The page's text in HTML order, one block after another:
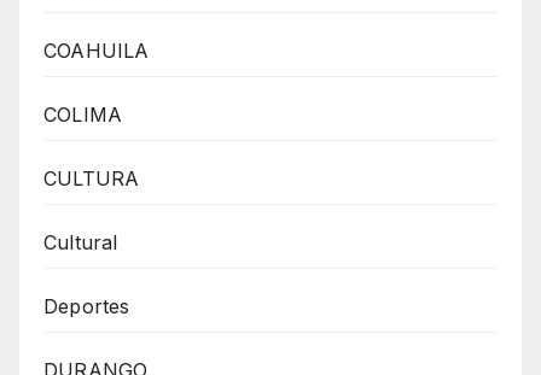
COAHUILA
COLIMA
CULTURA
Cultural
Deportes
DURANGO